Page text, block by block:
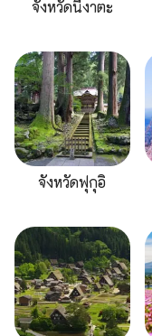
จังหวัดนีงาตะ
จังหวัดฟุกุอิ